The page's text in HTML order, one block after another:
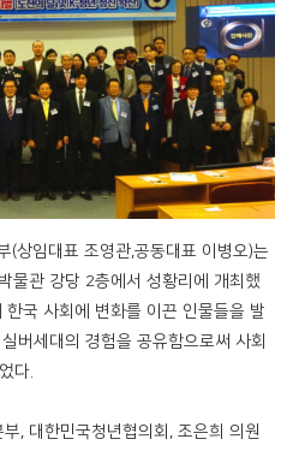
상임대표 조영관,공동대표 이병오)는
물관 강당 2층에서 성황리에 개최했
국 사회에 변화를 이끈 인물들을 발
버세대의 경험을 공유함으로써 사회
다.
, 대한민국청년협의회, 조은희 의원